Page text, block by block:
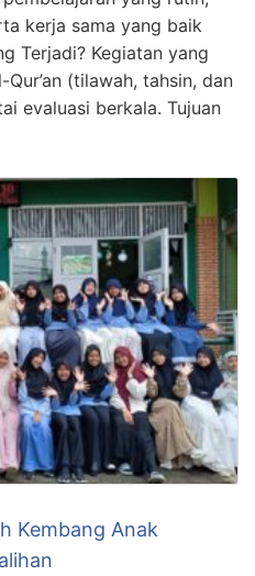
kerja sama yang baik
Terjadi? Kegiatan yang
(tilawah, tahsin, dan
evaluasi berkala. Tujuan
Kembang Anak